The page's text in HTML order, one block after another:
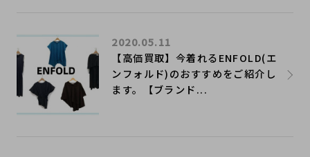
【高価買取】今着れるENFOLD(エ
ンフォルド)のおすすめをご紹介し
ます。【ブランド...
2020.05.11